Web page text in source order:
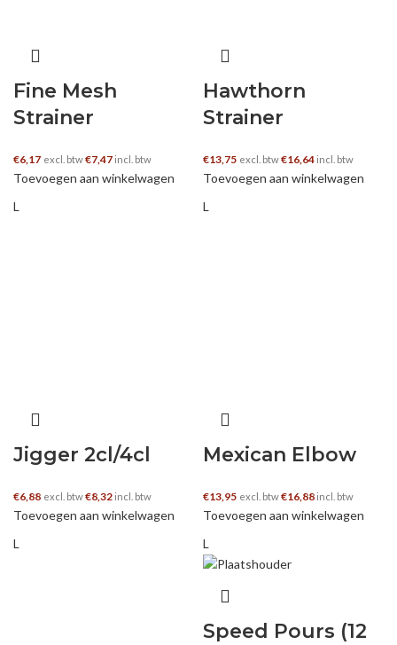
Fine Mesh
Strainer
€6,17 excl. btw€7,47 incl. btw
Toevoegen aan winkelwagen
Hawthorn
Strainer
€13,75 excl. btw€16,64 incl. btw
Toevoegen aan winkelwagen
L
Jigger 2cl/4cl
€6,88 excl. btw€8,32 incl. btw
Toevoegen aan winkelwagen
L
Mexican Elbow
€13,95 excl. btw€16,88 incl. btw
Toevoegen aan winkelwagen
L
L
Speed Pours (12